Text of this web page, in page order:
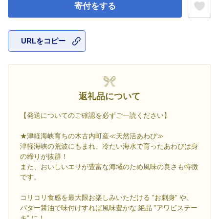
寄付をする
URLをコピー
返礼品について
【発送についてのご確認を必ずご一読ください】
★津軽海峡育ちの木古内町産≪天然活あわび≫
津軽海峡の荒波にもまれ、冷たい海水で育ったあわびは身
の締りが抜群！
また、おいしいエサが豊富な海域のため風味の良さも特徴
です。
コリコリ食感を最大限お楽しみいただける ”お刺身” や、
バター醤油で味付けすれば風味豊かな 絶品 ”アワビステー